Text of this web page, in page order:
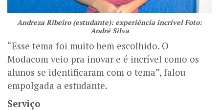
Andreza Ribeiro (estudante): experiência incrível Foto:
André Silva
“Esse tema foi muito bem escolhido. O
Modacom veio pra inovar e é incrível como os
alunos se identificaram com o tema”, falou
empolgada a estudante.
Serviço